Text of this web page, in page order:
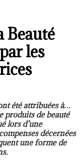
Beauté
les
été attribuées à…
produits de beauté
lors d’une
décernées
une forme de